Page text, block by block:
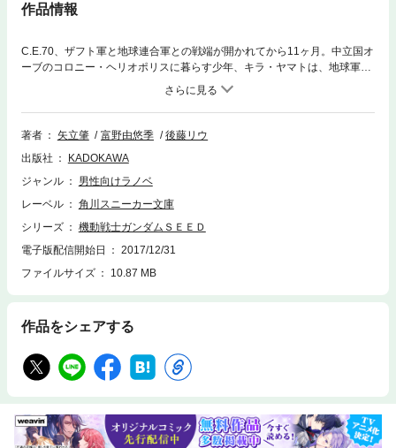
作品情報
C.E.70、ザフト軍と地球連合軍との戦端が開かれてから11ヶ月。中立国オ
ーブのコロニー・ヘリオポリスに暮らす少年、キラ・ヤマトは、地球軍が
開発した五機の新型ＭＳを狙うザフトの奪取作戦に巻き込まれる。彼の前
で次々と奪われていくＭＳ……だが残された最後の一機、X105ストライ
クガンダムにキラが乗り込んだ時から、運命は急加速を始めた！
著者
矢立肇 富野由悠季
後藤リウ
出版社
KADOKAWA
ジャンル
男性向けラノベ
レーベル
角川スニーカー文庫
シリーズ
機動戦士ガンダムＳＥＥＤ
電子版配信開始日
2017/12/31
ファイルサイズ
10.87 MB
作品をシェアする